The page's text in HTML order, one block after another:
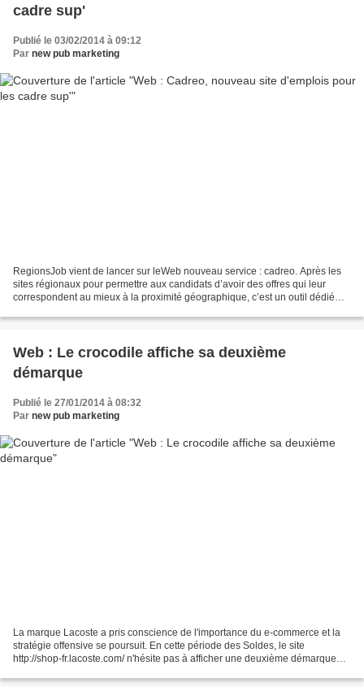
cadre sup'
Publié le 03/02/2014 à 09:12
Par new pub marketing
RegionsJob vient de lancer sur leWeb nouveau service : cadreo. Après les
sites régionaux pour permettre aux candidats d’avoir des offres qui leur
correspondent au mieux à la proximité géographique, c’est un outil dédié
Web : Le crocodile affiche sa deuxième
démarque
Publié le 27/01/2014 à 08:32
Par new pub marketing
La marque Lacoste a pris conscience de l'importance du e-commerce et la
stratégie offensive se poursuit. En cette période des Soldes, le site
http://shop-fr.lacoste.com/ n'hésite pas à afficher une deuxième démarque